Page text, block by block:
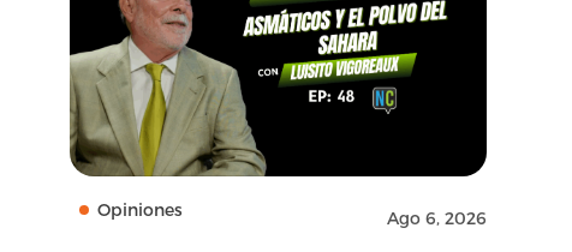
Opiniones Ago 6, 2026